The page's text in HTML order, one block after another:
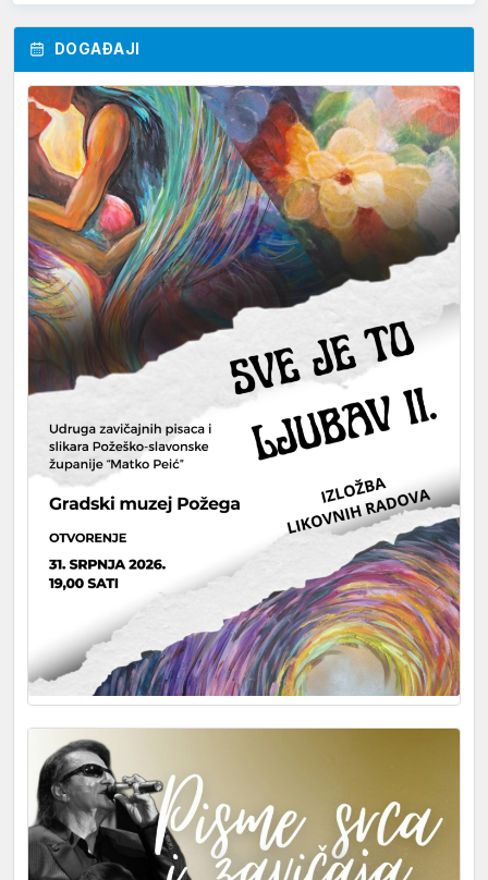
DOGAĐAJI